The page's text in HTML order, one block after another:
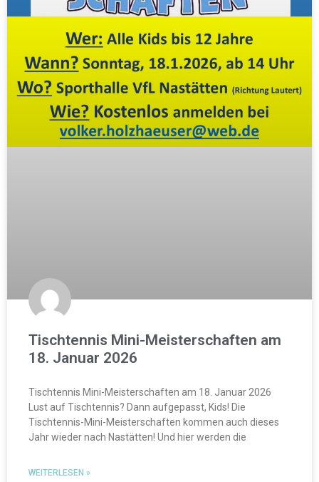
Tischtennis Mini-Meisterschaften am
18. Januar 2026
Tischtennis Mini-Meisterschaften am 18. Januar 2026
Lust auf Tischtennis? Dann aufgepasst, Kids! Die
Tischtennis-Mini-Meisterschaften kommen auch dieses
Jahr wieder nach Nastätten! Und hier werden die
WEITERLESEN »